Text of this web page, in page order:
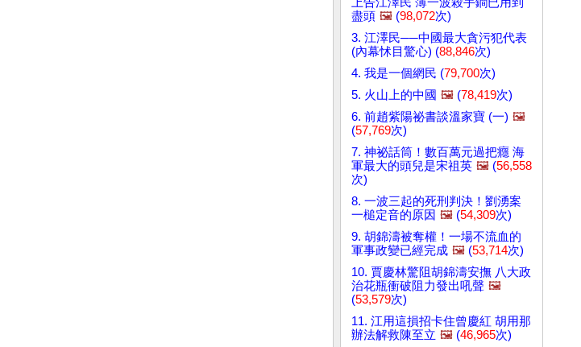
盡頭 🖼️ (98,072次)
3. 江澤民──中國最大貪污犯代表
(內幕怵目驚心) (88,846次)
4. 我是一個網民 (79,700次)
5. 火山上的中國 🖼️ (78,419次)
6. 前趙紫陽祕書談溫家寶 (一) 🖼️
(57,769次)
7. 神祕話筒！數百萬元過把癮 海
軍最大的頭兒是宋祖英 🖼️ (56,558
次)
8. 一波三起的死刑判決！劉湧案
一槌定音的原因 🖼️ (54,309次)
9. 胡錦濤被奪權！一場不流血的
軍事政變已經完成 🖼️ (53,714次)
10. 賈慶林驚阻胡錦濤安撫 八大政
治花瓶衝破阻力發出吼聲 🖼️
(53,579次)
11. 江用這損招卡住曾慶紅 胡用那
辦法解救陳至立 🖼️ (46,965次)